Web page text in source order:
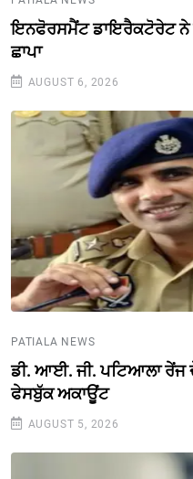
ਇਨਫੋਰਸਮੈਂਟ ਡਾਇਰੈਕਟੋਰੇਟ ਨੇ
ਛਾਪਾ
AUGUST 6, 2026
PATIALA NEWS
ਡੀ. ਆਈ. ਜੀ. ਪਟਿਆਲਾ ਰੇਂਜ
ਫੇਸਬੁੱਕ ਅਕਾਊਂਟ
AUGUST 5, 2026